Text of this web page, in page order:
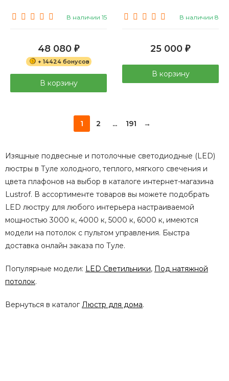
В наличии 15
48 080 ₽
+ 14424 бонусов
В корзину
В наличии 8
25 000 ₽
В корзину
1 2 ... 191 →
Изящные подвесные и потолочные светодиодные (LED)
люстры в Туле холодного, теплого, мягкого свечения и
цвета плафонов на выбор в каталоге интернет-магазина
Lustrof. В ассортименте товаров вы можете подобрать
LED люстру для любого интерьера настраиваемой
мощностью 3000 к, 4000 к, 5000 к, 6000 к, имеются
модели на потолок с пультом управления. Быстра
доставка онлайн заказа по Туле.
Популярные модели: LED Светильники, Под натяжной
потолок.
Вернуться в каталог Люстр для дома.